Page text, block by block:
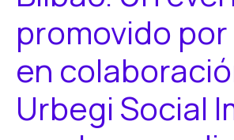
promovido por
en
Urbegi Social